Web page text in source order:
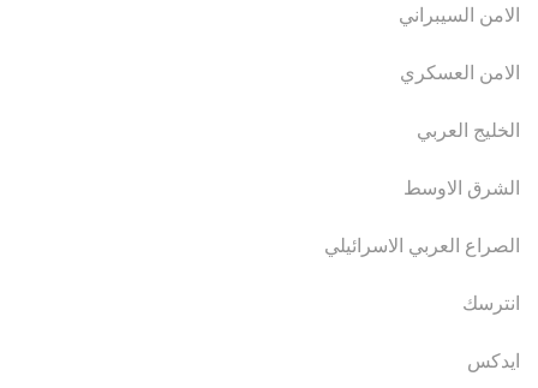
الامن السيبراني
الامن العسكري
الخليج العربي
الشرق الاوسط
الصراع العربي الاسرائيلي
انترسك
ايدكس